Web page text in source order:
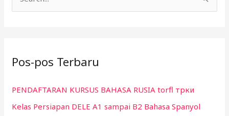
u
t
u
Pos-pos Terbaru
PENDAFTARAN KURSUS BAHASA RUSIA torfl трки
Kelas Persiapan DELE A1 sampai B2 Bahasa Spanyol